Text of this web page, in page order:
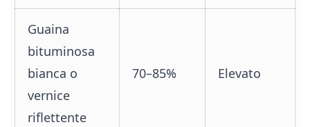
Guaina
bituminosa
bianca o
vernice
riflettente
70–85% Elevato